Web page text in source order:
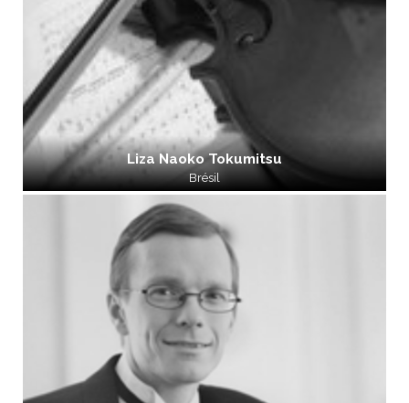
Liza Naoko Tokumitsu
Brésil